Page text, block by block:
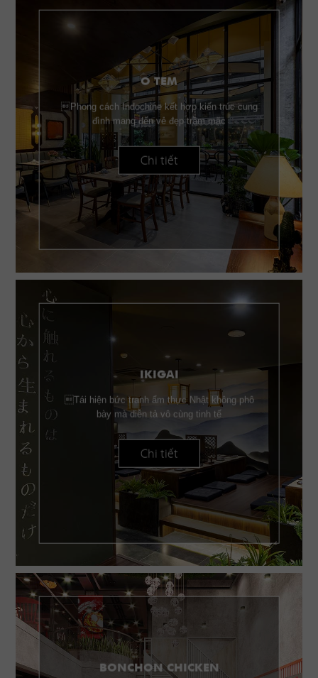
O TEM
Phong cách Indochine kết hợp kiến trúc cung
đình mang đến vẻ đẹp trầm mặc
Chi tiết
IKIGAI
Tái hiện bức tranh ẩm thực Nhật không phô
bày mà diễn tả vô cùng tinh tế
Chi tiết
BONCHON CHICKEN